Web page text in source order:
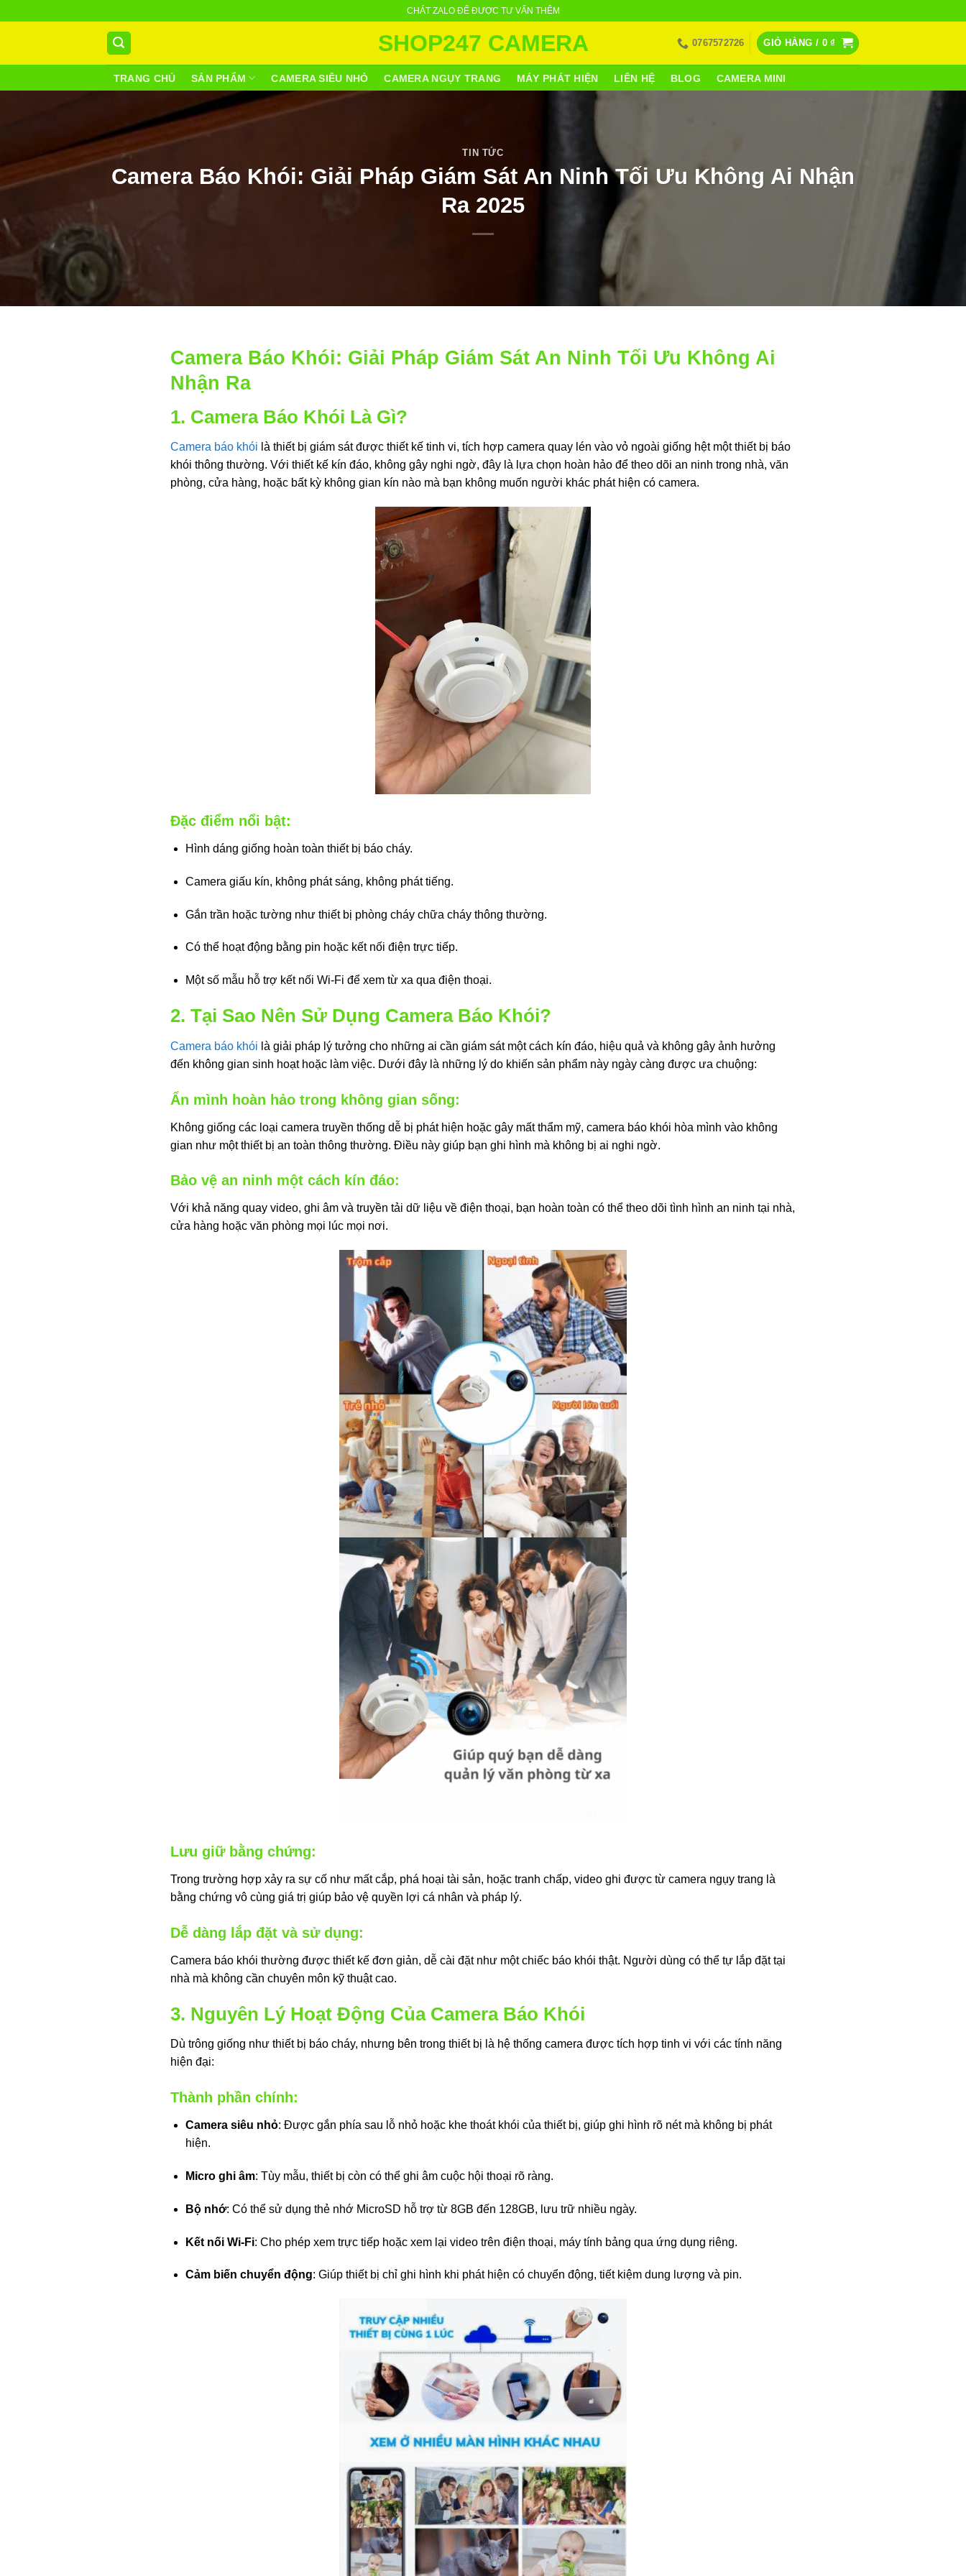
CHÁT ZALO ĐỂ ĐƯỢC TƯ VẤN THÊM
SHOP247 CAMERA 0767572726 GIỎ HÀNG / 0₫
TRANG CHỦ SẢN PHẨM CAMERA SIÊU NHỎ CAMERA NGỤY TRANG MÁY PHÁT HIỆN LIÊN HỆ BLOG CAMERA MINI
TIN TỨC
Camera Báo Khói: Giải Pháp Giám Sát An Ninh Tối Ưu Không Ai Nhận
Ra 2025
Camera Báo Khói: Giải Pháp Giám Sát An Ninh Tối Ưu Không Ai
Nhận Ra
1. Camera Báo Khói Là Gì?
Camera báo khói là thiết bị giám sát được thiết kế tinh vi, tích hợp camera quay lén vào vỏ ngoài giống hệt một thiết bị báo
khói thông thường. Với thiết kế kín đáo, không gây nghi ngờ, đây là lựa chọn hoàn hảo để theo dõi an ninh trong nhà, văn
phòng, cửa hàng, hoặc bất kỳ không gian kín nào mà bạn không muốn người khác phát hiện có camera.
Đặc điểm nổi bật:
Hình dáng giống hoàn toàn thiết bị báo cháy.
Camera giấu kín, không phát sáng, không phát tiếng.
Gắn trần hoặc tường như thiết bị phòng cháy chữa cháy thông thường.
Có thể hoạt động bằng pin hoặc kết nối điện trực tiếp.
Một số mẫu hỗ trợ kết nối Wi-Fi để xem từ xa qua điện thoại.
2. Tại Sao Nên Sử Dụng Camera Báo Khói?
Camera báo khói là giải pháp lý tưởng cho những ai cần giám sát một cách kín đáo, hiệu quả và không gây ảnh hưởng
đến không gian sinh hoạt hoặc làm việc. Dưới đây là những lý do khiến sản phẩm này ngày càng được ưa chuộng:
Ẩn mình hoàn hảo trong không gian sống:
Không giống các loại camera truyền thống dễ bị phát hiện hoặc gây mất thẩm mỹ, camera báo khói hòa mình vào không
gian như một thiết bị an toàn thông thường. Điều này giúp bạn ghi hình mà không bị ai nghi ngờ.
Bảo vệ an ninh một cách kín đáo:
Với khả năng quay video, ghi âm và truyền tải dữ liệu về điện thoại, bạn hoàn toàn có thể theo dõi tình hình an ninh tại nhà,
cửa hàng hoặc văn phòng mọi lúc mọi nơi.
Lưu giữ bằng chứng:
Trong trường hợp xảy ra sự cố như mất cắp, phá hoại tài sản, hoặc tranh chấp, video ghi được từ camera ngụy trang là
bằng chứng vô cùng giá trị giúp bảo vệ quyền lợi cá nhân và pháp lý.
Dễ dàng lắp đặt và sử dụng:
Camera báo khói thường được thiết kế đơn giản, dễ cài đặt như một chiếc báo khói thật. Người dùng có thể tự lắp đặt tại
nhà mà không cần chuyên môn kỹ thuật cao.
3. Nguyên Lý Hoạt Động Của Camera Báo Khói
Dù trông giống như thiết bị báo cháy, nhưng bên trong thiết bị là hệ thống camera được tích hợp tinh vi với các tính năng
hiện đại:
Thành phần chính:
Camera siêu nhỏ: Được gắn phía sau lỗ nhỏ hoặc khe thoát khói của thiết bị, giúp ghi hình rõ nét mà không bị phát
hiện.
Micro ghi âm: Tùy mẫu, thiết bị còn có thể ghi âm cuộc hội thoại rõ ràng.
Bộ nhớ: Có thể sử dụng thẻ nhớ MicroSD hỗ trợ từ 8GB đến 128GB, lưu trữ nhiều ngày.
Kết nối Wi-Fi: Cho phép xem trực tiếp hoặc xem lại video trên điện thoại, máy tính bảng qua ứng dụng riêng.
Cảm biến chuyển động: Giúp thiết bị chỉ ghi hình khi phát hiện có chuyển động, tiết kiệm dung lượng và pin.